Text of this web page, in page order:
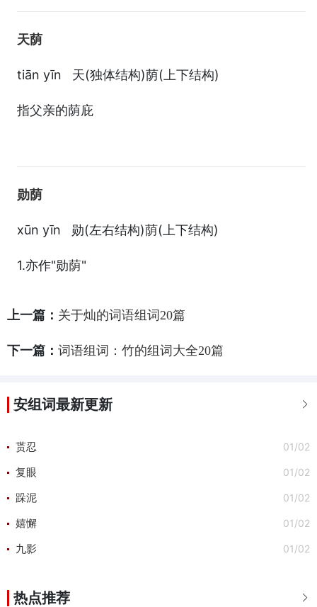
天荫
tiān yīn 天(独体结构)荫(上下结构)
指父亲的荫庇
勋荫
xūn yīn 勋(左右结构)荫(上下结构)
1.亦作"勋荫"
上一篇： 关于灿的词语组词20篇
下一篇： 词语组词：竹的组词大全20篇

安组词最新更新
01/02
贳忍
01/02
复眼
01/02
跺泥
01/02
嬉懈
01/02
九影

热点推荐